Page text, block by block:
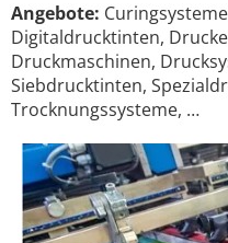
Angebote:
Digitaldrucktinten,
Druckmaschinen,
Siebdrucktinten,
Trocknungssysteme, …